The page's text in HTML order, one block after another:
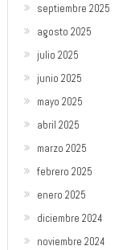
septiembre 2025
agosto 2025
julio 2025
junio 2025
mayo 2025
abril 2025
marzo 2025
febrero 2025
enero 2025
diciembre 2024
noviembre 2024